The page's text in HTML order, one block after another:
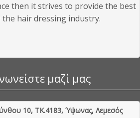
then it strives to provide the best
hair dressing industry.
μαζί μας
10, ΤΚ.4183, Ύψωνας, Λεμεσός